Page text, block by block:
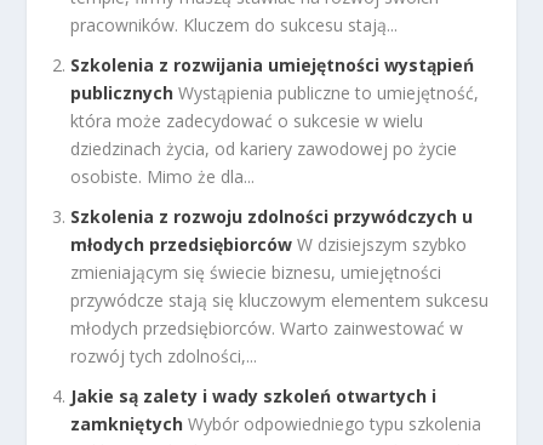
pracowników. Kluczem do sukcesu stają...
Szkolenia z rozwijania umiejętności wystąpień
publicznych Wystąpienia publiczne to umiejętność,
która może zadecydować o sukcesie w wielu
dziedzinach życia, od kariery zawodowej po życie
osobiste. Mimo że dla...
Szkolenia z rozwoju zdolności przywódczych u
młodych przedsiębiorców W dzisiejszym szybko
zmieniającym się świecie biznesu, umiejętności
przywódcze stają się kluczowym elementem sukcesu
młodych przedsiębiorców. Warto zainwestować w
rozwój tych zdolności,...
Jakie są zalety i wady szkoleń otwartych i
zamkniętych Wybór odpowiedniego typu szkolenia